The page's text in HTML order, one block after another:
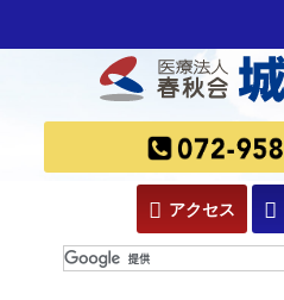
アクセス